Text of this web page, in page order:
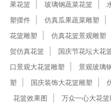
果花篮
玻璃钢蔬菜花篮
塑摆件
仿真瓜果蔬菜雕塑
花篮雕塑
仿真花篮景观雕塑
贺仿真花篮
国庆节花坛大花
口景观大花篮雕塑
景观玻璃
塑
国庆装饰大花篮雕塑
花篮效果图
万众一心大花篮